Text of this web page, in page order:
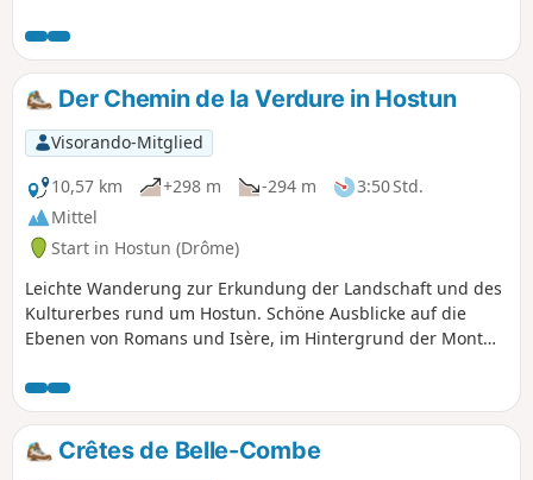
Erhebungen des Royans mit schöner
Aussicht auf die Ebene im Osten. Am
Anfang und am Ende überschneidet
sich diese Wanderung teilweise mit der
markierten Wanderung „L'Hostunoise“.
Der Chemin de la Verdure in Hostun
Visorando-Mitglied
10,57 km
+298 m -294 m
3:50 Std.
Mittel
Start in Hostun (Drôme)
Leichte Wanderung zur Erkundung der Landschaft und des
Kulturerbes rund um Hostun. Schöne Ausblicke auf die
Ebenen von Romans und Isère, im Hintergrund der Mont
Crêtes de Belle-Combe